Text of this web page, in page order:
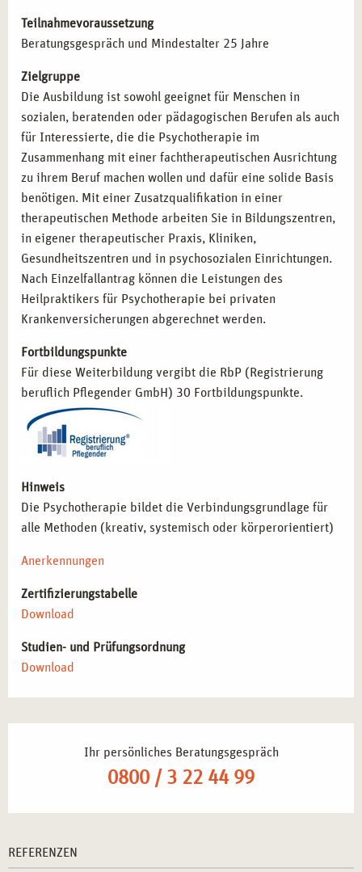
Mit erfolgreichem Abschluss können Sie folgende
Heilpraktiker für Psychotherapie:Zulassung zur
therapeutischen Arbeit nach bestandener Prüfung.
Psychologischer Berater:Kompetenz in der
psychologischen Beratung und Betreuung.
MIT CAMPUS NATURALIS IN ESSEN
ERFOLGREICH STARTEN
Entscheiden Sie sich für die Ausbildung zum Heilpraktiker
für Psychotherapie bei campus naturalis in Essen und
legen Sie den Grundstein für Ihre berufliche Zukunft. Mit
erfahrenen Dozenten, praxisnahen Lehrinhalten und einer
Voraussetzungen, um Ihre Karriere im Gesundheitswesen
erfolgreich zu starten. Lassen Sie uns gemeinsam Ihre
Ziele erreichen und Ihre beruflichen Visionen
verwirklichen!
Inhalte der Fortbildung
Teilnahmevoraussetzung
Beratungsgespräch und Mindestalter 25 Jahre
Zielgruppe
Die Ausbildung ist sowohl geeignet für Menschen in
sozialen, beratenden oder pädagogischen Berufen als auch
für Interessierte, die die Psychotherapie im
Zusammenhang mit einer fachtherapeutischen Ausrichtung
zu ihrem Beruf machen wollen und dafür eine solide Basis
benötigen. Mit einer Zusatzqualifikation in einer
therapeutischen Methode arbeiten Sie in Bildungszentren,
in eigener therapeutischer Praxis, Kliniken,
Gesundheitszentren und in psychosozialen Einrichtungen.
Nach Einzelfallantrag können die Leistungen des
Heilpraktikers für Psychotherapie bei privaten
Krankenversicherungen abgerechnet werden.
Fortbildungspunkte
Für diese Weiterbildung vergibt die RbP (Registrierung
beruflich Pflegender GmbH) 30 Fortbildungspunkte.
Hinweis
Die Psychotherapie bildet die Verbindungsgrundlage für
alle Methoden (kreativ, systemisch oder körperorientiert)
Anerkennungen
Zertifizierungstabelle
Download
Studien- und Prüfungsordnung
Download
Ihr persönliches Beratungsgespräch
0800 / 3 22 44 99
REFERENZEN